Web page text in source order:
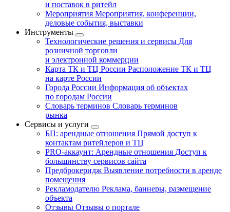
и поставок в ритейл
Мероприятия Мероприятия, конференции,
деловые события, выставки
Инструменты
Технологические решения и сервисы Для
розничной торговли
и электронной коммерции
Карта ТК и ТЦ России Расположение ТК и ТЦ
на карте России
Города России Информация об объектах
по городам России
Словарь терминов Словарь терминов
рынка
Сервисы и услуги
БП: арендные отношения Прямой доступ к
контактам ритейлеров и ТЦ
PRO-аккаунт: Арендные отношения Доступ к
большинству сервисов сайта
Предброкеридж Выявление потребности в аренде
помещения
Рекламодателю Реклама, баннеры, размещение
объекта
Отзывы Отзывы о портале